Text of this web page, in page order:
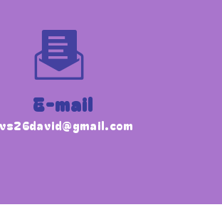
E-mail